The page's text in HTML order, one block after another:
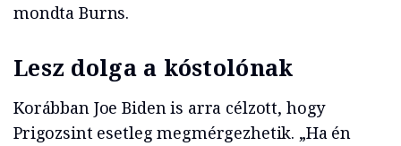
mondta Burns.
Lesz dolga a kóstolónak
Korábban Joe Biden is arra célzott, hogy
Prigozsint esetleg megmérgezhetik. „Ha én